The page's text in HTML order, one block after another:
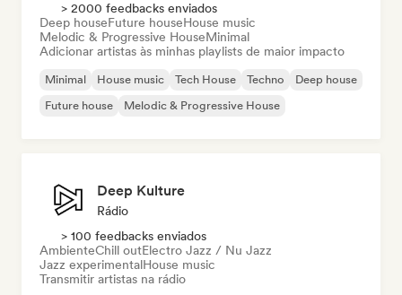
> 2000 feedbacks enviados
Deep houseFuture houseHouse music
Melodic & Progressive HouseMinimal
Adicionar artistas às minhas playlists de maior impacto
Minimal House music Tech House Techno
Deep house
Future house
Melodic & Progressive House
Deep Kulture
Rádio
> 100 feedbacks enviados
AmbienteChill outElectro Jazz / Nu Jazz
Jazz experimentalHouse music
Transmitir artistas na rádio